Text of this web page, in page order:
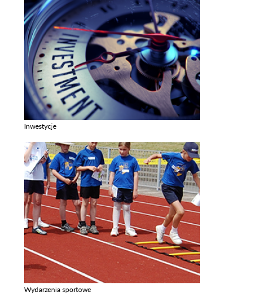
Inwestycje
Wydarzenia sportowe